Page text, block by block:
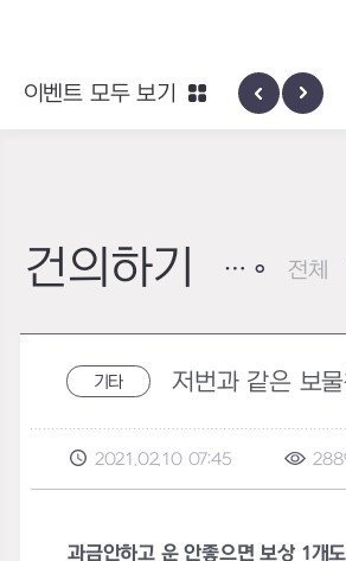
마스터 아티팩트 성장 부스팅
이벤트 모두 보기
건의하기 전체
기타 저번과 같은 보
2021.02.10 07:45
과금안하고 운 안좋으면 보상 1개